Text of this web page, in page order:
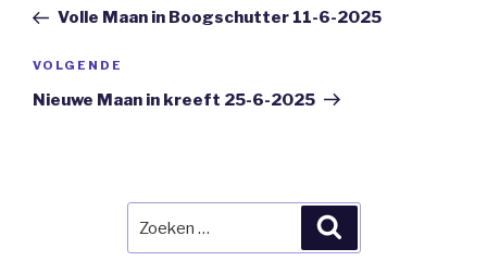
bericht
Volle Maan in Boogschutter 11-6-2025
Volgend
Bericht
VOLGENDE
Nieuwe Maan in kreeft 25-6-2025
naar: